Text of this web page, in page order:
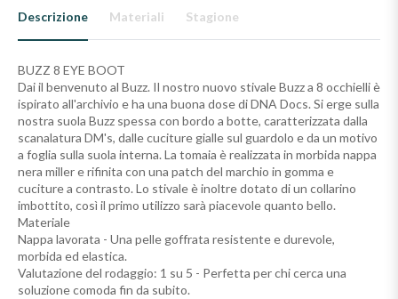
Descrizione Materiali Stagione
BUZZ 8 EYE BOOT
Dai il benvenuto al Buzz. Il nostro nuovo stivale Buzz a 8 occhielli è
ispirato all'archivio e ha una buona dose di DNA Docs. Si erge sulla
nostra suola Buzz spessa con bordo a botte, caratterizzata dalla
scanalatura DM's, dalle cuciture gialle sul guardolo e da un motivo
a foglia sulla suola interna. La tomaia è realizzata in morbida nappa
nera miller e rifinita con una patch del marchio in gomma e
cuciture a contrasto. Lo stivale è inoltre dotato di un collarino
imbottito, così il primo utilizzo sarà piacevole quanto bello.
Materiale
Nappa lavorata - Una pelle goffrata resistente e durevole,
morbida ed elastica.
Valutazione del rodaggio: 1 su 5 - Perfetta per chi cerca una
soluzione comoda fin da subito.